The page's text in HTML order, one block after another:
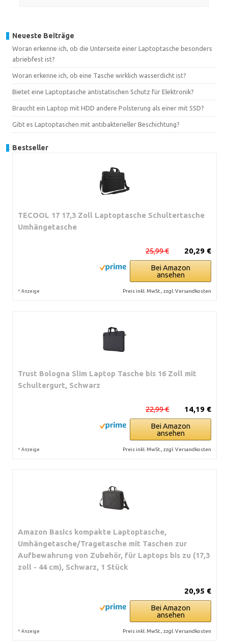
Neueste Beiträge
Woran erkenne ich, ob die Unterseite einer Laptoptasche besonders
abriebfest ist?
Woran erkenne ich, ob eine Tasche wirklich wasserdicht ist?
Bietet eine Laptoptasche antistatischen Schutz für Elektronik?
Braucht ein Laptop mit HDD andere Polsterung als einer mit SSD?
Gibt es Laptoptaschen mit antibakterieller Beschichtung?
Bestseller
TECOOL 17 17,3 Zoll Laptoptasche Schultertasche
Umhängetasche
20,29 €
25,99 €
Bei Amazon
ansehen
* Anzeige Preis inkl. MwSt., zzgl. Versandkosten
Trust Bologna Slim Laptop Tasche bis 16 Zoll mit
Schultergurt, Schwarz
14,19 €
22,99 €
Bei Amazon
ansehen
* Anzeige Preis inkl. MwSt., zzgl. Versandkosten
Amazon Basics kompakte Laptoptasche,
Umhängetasche/Tragetasche mit Taschen zur
Aufbewahrung von Zubehör, für Laptops bis zu (17,3
zoll - 44 cm), Schwarz, 1 Stück
20,95 €
Bei Amazon
ansehen
* Anzeige Preis inkl. MwSt., zzgl. Versandkosten